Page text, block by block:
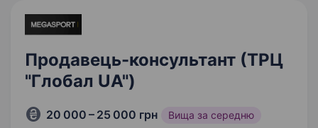
Стабільність…
Продавець-консультант (ТРЦ
"Глобал UA")
20 000 – 25 000 грн Вища за середню